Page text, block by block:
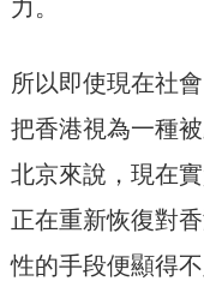
力。
所以即使現在社
把香港視為一種
北京來說，現在
正在重新恢復對
性的手段便顯得不